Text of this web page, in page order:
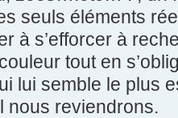
seuls éléments
à s’efforcer à
tout en
lui semble le plus
nous reviendrons.